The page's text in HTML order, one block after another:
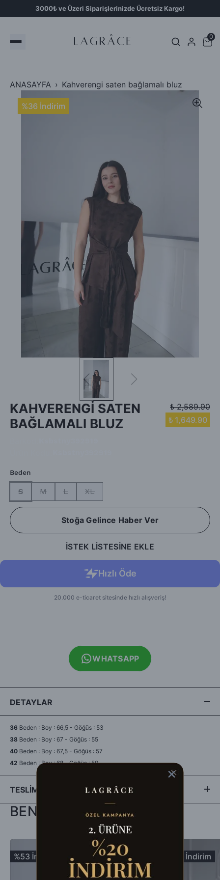
3000₺ ve Üzeri Siparişlerinizde Ücretsiz Kargo!
0
ANASAYFA Kahverengi saten bağlamalı bluz
%36 İndirim
KAHVERENGİ SATEN
BAĞLAMALI BLUZ
₺ 2,589.90
₺ 1,649.90
Beden
S M L XL
Stoğa Gelince Haber Ver
İSTEK LİSTESİNE EKLE
WHATSAPP
DETAYLAR
36 Beden : Boy : 66,5 - Göğüs : 53
38 Beden : Boy : 67 - Göğüs : 55
40 Beden : Boy : 67,5 - Göğüs : 57
42 Beden : Boy : 68 - Göğüs : 59
TESLİMAT & İADE
- Siparişleriniz aynı gün veya ertesi gün kargo avantajıyla
-İade edilecek ürünün orijinal ambalajında, tüm aksesuar ve
BENZER ÜRÜNLER
%53 İndirim %49 İndirim